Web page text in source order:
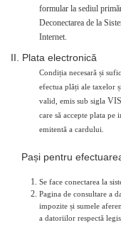
formular la sediul
Deconectarea de la
Internet.
II. Plata electronică
Condiția necesară și
efectua plăți ale taxelor
valid, emis sub sigla
care să accepte plata pe
emitentă a cardului.
Pași pentru
Se face conectarea la
Pagina de consultare a
impozite și sumele
a datoriilor respectă